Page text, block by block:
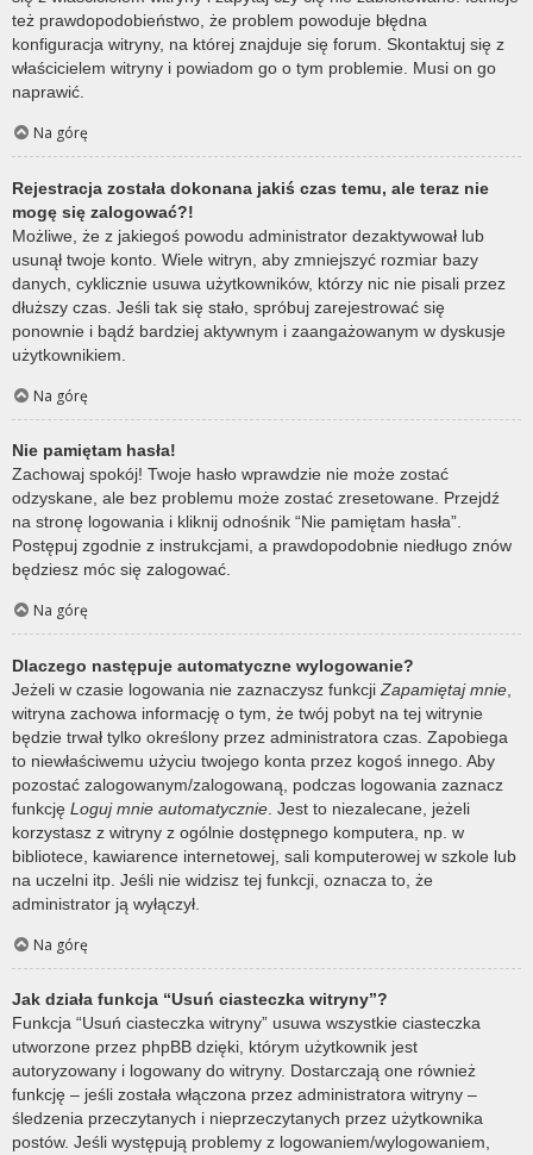
też prawdopodobieństwo, że problem powoduje błędna
konfiguracja witryny, na której znajduje się forum. Skontaktuj się z
właścicielem witryny i powiadom go o tym problemie. Musi on go
naprawić.
Na górę
Rejestracja została dokonana jakiś czas temu, ale teraz nie
mogę się zalogować?!
Możliwe, że z jakiegoś powodu administrator dezaktywował lub
usunął twoje konto. Wiele witryn, aby zmniejszyć rozmiar bazy
danych, cyklicznie usuwa użytkowników, którzy nic nie pisali przez
dłuższy czas. Jeśli tak się stało, spróbuj zarejestrować się
ponownie i bądź bardziej aktywnym i zaangażowanym w dyskusje
użytkownikiem.
Na górę
Nie pamiętam hasła!
Zachowaj spokój! Twoje hasło wprawdzie nie może zostać
odzyskane, ale bez problemu może zostać zresetowane. Przejdź
na stronę logowania i kliknij odnośnik “Nie pamiętam hasła”.
Postępuj zgodnie z instrukcjami, a prawdopodobnie niedługo znów
będziesz móc się zalogować.
Na górę
Dlaczego następuje automatyczne wylogowanie?
Jeżeli w czasie logowania nie zaznaczysz funkcji Zapamiętaj mnie
witryna zachowa informację o tym, że twój pobyt na tej witrynie
będzie trwał tylko określony przez administratora czas. Zapobiega
to niewłaściwemu użyciu twojego konta przez kogoś innego. Aby
pozostać zalogowanym/zalogowaną, podczas logowania zaznacz
funkcję Loguj mnie automatycznie . Jest to niezalecane, jeżeli
korzystasz z witryny z ogólnie dostępnego komputera, np. w
bibliotece, kawiarence internetowej, sali komputerowej w szkole lub
na uczelni itp. Jeśli nie widzisz tej funkcji, oznacza to, że
administrator ją wyłączył.
Na górę
Jak działa funkcja “Usuń ciasteczka witryny”?
Funkcja “Usuń ciasteczka witryny” usuwa wszystkie ciasteczka
utworzone przez phpBB dzięki, którym użytkownik jest
autoryzowany i logowany do witryny. Dostarczają one również
funkcję – jeśli została włączona przez administratora witryny –
śledzenia przeczytanych i nieprzeczytanych przez użytkownika
postów. Jeśli występują problemy z logowaniem/wylogowaniem,